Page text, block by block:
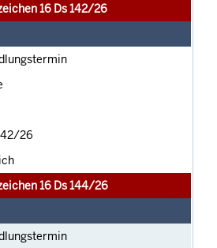
16 Ds 142/26
26
16 Ds 144/26